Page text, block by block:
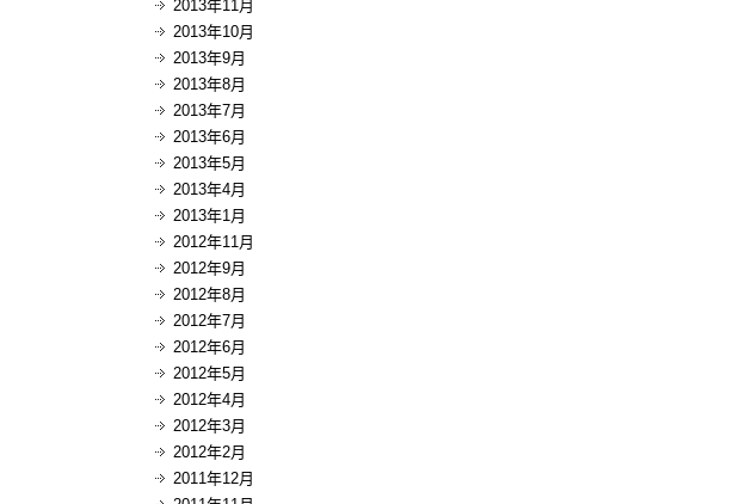
2013年11月
2013年10月
2013年9月
2013年8月
2013年7月
2013年6月
2013年5月
2013年4月
2013年1月
2012年11月
2012年9月
2012年8月
2012年7月
2012年6月
2012年5月
2012年4月
2012年3月
2012年2月
2011年12月